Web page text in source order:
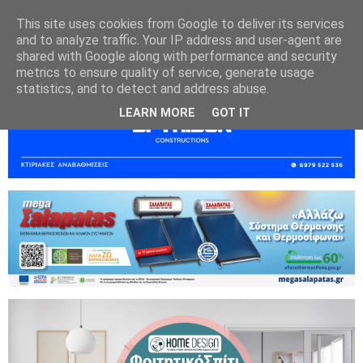
This site uses cookies from Google to deliver its services
and to analyze traffic. Your IP address and user-agent are
shared with Google along with performance and security
metrics to ensure quality of service, generate usage
statistics, and to detect and address abuse.
LEARN MORE GOT IT